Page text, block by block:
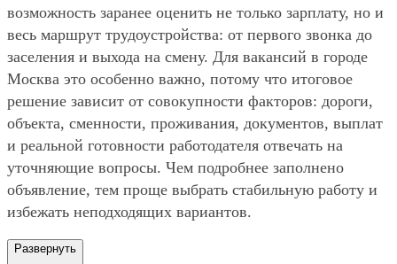
возможность заранее оценить не только зарплату, но и
весь маршрут трудоустройства: от первого звонка до
заселения и выхода на смену. Для вакансий в городе
Москва это особенно важно, потому что итоговое
решение зависит от совокупности факторов: дороги,
объекта, сменности, проживания, документов, выплат
и реальной готовности работодателя отвечать на
уточняющие вопросы. Чем подробнее заполнено
объявление, тем проще выбрать стабильную работу и
избежать неподходящих вариантов.
Развернуть